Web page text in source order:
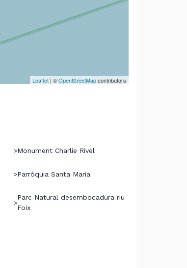
Leaflet | ©OpenStreetMapcontributors
>Monument Charlie Rivel
>Parròquia Santa Maria
>
Parc Natural desembocadura riu
Foix